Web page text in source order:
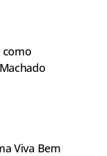
como
Viva Bem